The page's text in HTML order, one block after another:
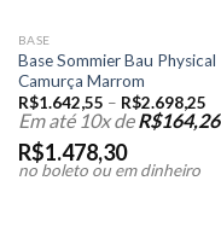
BASE
Base Sommier Bau Physical
Camurça Marrom
R$1.642,55 – R$2.698,25
Em até 10x deR$164,26
R$1.478,30
no boleto ou em dinheiro